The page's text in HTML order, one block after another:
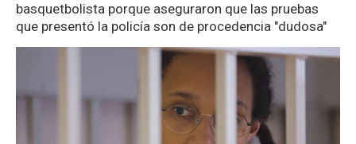
basquetbolista porque aseguraron que las pruebas
que presentó la policía son de procedencia "dudosa"